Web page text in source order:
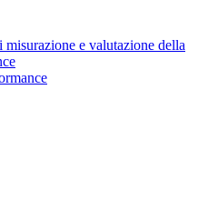
misurazione e valutazione della